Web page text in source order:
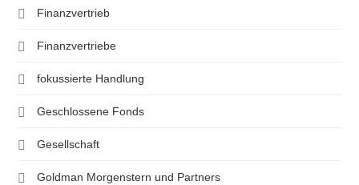
Finanzvertrieb
Finanzvertriebe
fokussierte Handlung
Geschlossene Fonds
Gesellschaft
Goldman Morgenstern und Partners